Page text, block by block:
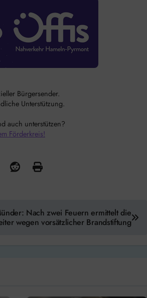
Bürgersender.
Unterstützung.
auch unterstützen?
Förderkreis!
Nach zwei Feuern ermittelt die
wegen vorsätzlicher Brandstiftung